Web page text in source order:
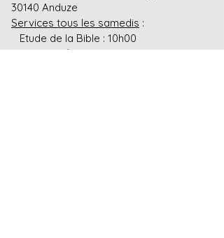
30140 Anduze
Services tous les samedis :
Etude de la Bible : 10h00
Louange/Liturgie : 11h00